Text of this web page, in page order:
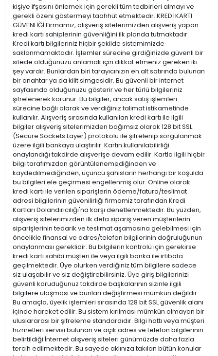
kişiye ifşasını önlemek için gerekli tüm tedbirleri almayı ve
gerekli özeni göstermeyi taahhüt etmektedir. KREDİ KARTI
GÜVENLİĞİ Firmamız, alışveriş sitelerimizden alışveriş yapan
kredi kartı sahiplerinin güvenliğini ilk planda tutmaktadır.
Kredi kartı bilgileriniz hiçbir şekilde sistemimizde
saklanmamaktadır. İşlemler sürecine girdiğinizde güvenli bir
sitede olduğunuzu anlamak için dikkat etmeniz gereken iki
şey vardır. Bunlardan biri tarayıcınızın en alt satırında bulunan
bir anahtar ya da kilit simgesidir. Bu güvenli bir internet
sayfasında olduğunuzu gösterir ve her türlü bilgileriniz
şifrelenerek korunur. Bu bilgiler, ancak satış işlemleri
sürecine bağlı olarak ve verdiğiniz talimat istikametinde
kullanılır. Alışveriş sırasında kullanılan kredi kartı ile ilgili
bilgiler alışveriş sitelerimizden bağımsız olarak 128 bit SSL
(Secure Sockets Layer) protokolü ile şifrelenip sorgulanmak
üzere ilgili bankaya ulaştırılır. Kartın kullanılabilirliği
onaylandığı takdirde alışverişe devam edilir. Kartla ilgili hiçbir
bilgi tarafımızdan görüntülenemediğinden ve
kaydedilmediğinden, üçüncü şahısların herhangi bir koşulda
bu bilgileri ele geçirmesi engellenmiş olur. Online olarak
kredi kartı ile verilen siparişlerin ödeme/fatura/teslimat
adresi bilgilerinin güvenilirliği firmamiz tarafından Kredi
Kartları Dolandırıcılığı'na karşı denetlenmektedir. Bu yüzden,
alışveriş sitelerimizden ilk defa sipariş veren müşterilerin
siparişlerinin tedarik ve teslimat aşamasına gelebilmesi için
öncelikle finansal ve adres/telefon bilgilerinin doğruluğunun
onaylanması gereklidir. Bu bilgilerin kontrolü için gerekirse
kredi kartı sahibi müşteri ile veya ilgili banka ile irtibata
geçilmektedir. Üye olurken verdiğiniz tüm bilgilere sadece
siz ulaşabilir ve siz değiştirebilirsiniz. Üye giriş bilgilerinizi
güvenli koruduğunuz takdirde başkalarının sizinle ilgili
bilgilere ulaşması ve bunları değiştirmesi mümkün değildir.
Bu amaçla, üyelik işlemleri sırasında 128 bit SSL güvenlik alanı
içinde hareket edilir. Bu sistem kırılması mümkün olmayan bir
uluslararası bir şifreleme standardıdır. Bilgi hattı veya müşteri
hizmetleri servisi bulunan ve açık adres ve telefon bilgilerinin
belirtildiği İnternet alışveriş siteleri günümüzde daha fazla
tercih edilmektedir. Bu sayede aklınıza takılan bütün konular